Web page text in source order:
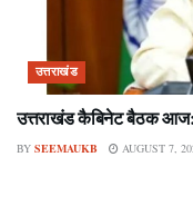
उत्तराखंड
उत्तराखंड कैबिनेट बैठक आज:
BY SEEMAUKB AUGUST 7,